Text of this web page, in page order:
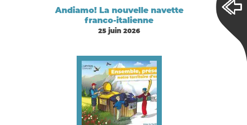
Andiamo! La nouvelle navette
franco-italienne
25 juin 2026